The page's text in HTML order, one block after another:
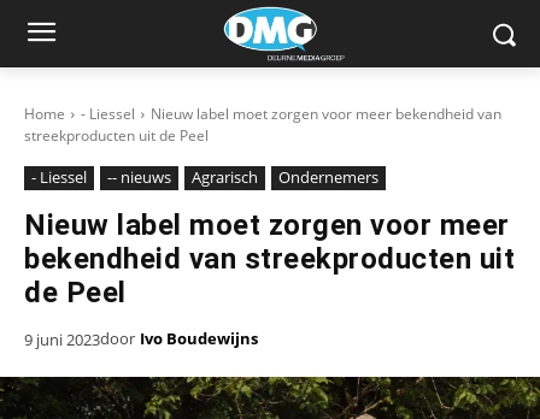
Home - Liessel
Nieuw label moet zorgen voor meer bekendheid van
streekproducten uit de Peel
- Liessel -- nieuws Agrarisch Ondernemers
Nieuw label moet zorgen voor meer
bekendheid van streekproducten uit
de Peel
9 juni 2023door Ivo Boudewijns